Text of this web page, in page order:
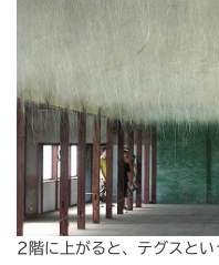
2階に上がると、テグスと